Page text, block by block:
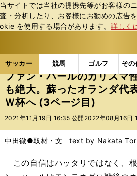
当サイトでは当社の提携先等がお客様の
査・分析したり、お客様にお勧めの広告
okie を使⽤する場合があります。詳しく
サッカー 競馬 ゴルフ その
ス
ポ
ル
テ
ー
バ
サッカーの記事一覧 海外サ
ファン・ハールのカリスマ
も絶大。蘇ったオランダ代
Ｗ杯へ (3ページ目)
2021年11月19日 16:35 公開 2022年08月16日
中田徹●取材・文 text by Nakata
この自信はハッタリではなく、